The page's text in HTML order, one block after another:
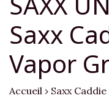
Saxx
Vapor
Accueil › Saxx